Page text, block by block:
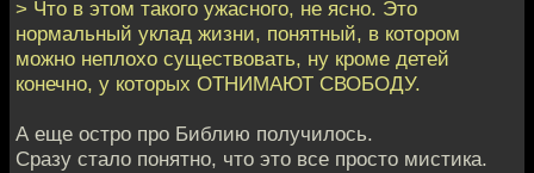
> Что в этом такого ужасного, не ясно. Это
нормальный уклад жизни, понятный, в котором
можно неплохо существовать, ну кроме детей
конечно, у которых ОТНИМАЮТ СВОБОДУ.
А еще остро про Библию получилось.
Сразу стало понятно, что это все просто мистика.